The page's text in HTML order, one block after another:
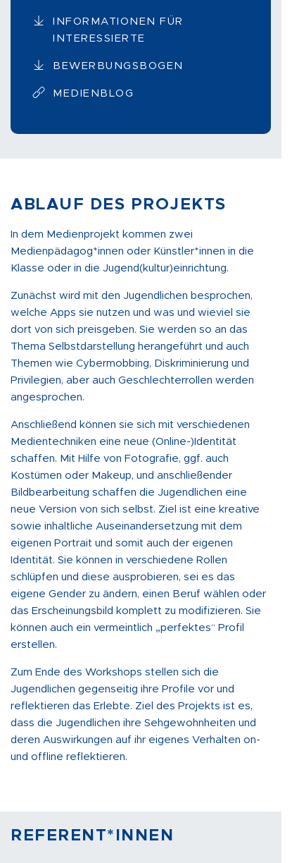
INFORMATIONEN FÜR
INTERESSIERTE
BEWERBUNGSBOGEN
MEDIENBLOG
ABLAUF DES PROJEKTS
In dem Medienprojekt kommen zwei
Medienpädagog*innen oder Künstler*innen in die
Klasse oder in die Jugend(kultur)einrichtung.
Zunächst wird mit den Jugendlichen besprochen,
welche Apps sie nutzen und was und wieviel sie
dort von sich preisgeben. Sie werden so an das
Thema Selbstdarstellung herangeführt und auch
Themen wie Cybermobbing, Diskriminierung und
Privilegien, aber auch Geschlechterrollen werden
angesprochen.
Anschließend können sie sich mit verschiedenen
Medientechniken eine neue (Online-)Identität
schaffen. Mit Hilfe von Fotografie, ggf. auch
Kostümen oder Makeup, und anschließender
Bildbearbeitung schaffen die Jugendlichen eine
neue Version von sich selbst. Ziel ist eine kreative
sowie inhaltliche Auseinandersetzung mit dem
eigenen Portrait und somit auch der eigenen
Identität. Sie können in verschiedene Rollen
schlüpfen und diese ausprobieren, sei es das
eigene Gender zu ändern, einen Beruf wählen oder
das Erscheinungsbild komplett zu modifizieren. Sie
können auch ein vermeintlich „perfektes“ Profil
erstellen.
Zum Ende des Workshops stellen sich die
Jugendlichen gegenseitig ihre Profile vor und
reflektieren das Erlebte. Ziel des Projekts ist es,
dass die Jugendlichen ihre Sehgewohnheiten und
deren Auswirkungen auf ihr eigenes Verhalten on-
und offline reflektieren.
REFERENT*INNEN